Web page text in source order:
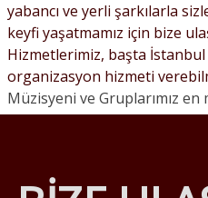
yabancı ve yerli şarkılarla
keyfi yaşatmamız için bize
Hizmetlerimiz, başta
organizasyon hizmeti
Müzisyeni ve Gruplarımız en